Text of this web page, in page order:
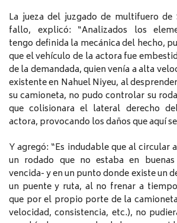
La jueza del juzgado de multifuero
fallo, explicó: “Analizados los
tengo definida la mecánica del hecho,
que el vehículo de la actora fue
de la demandada, quien venía a alta
existente en Nahuel Niyeu, al
su camioneta, no pudo controlar su
que colisionara el lateral derecho
actora, provocando los daños que aquí
Y agregó: “Es indudable que al circular
un rodado que no estaba en
vencida- y en un punto donde existe un
un puente y ruta, al no frenar a
que por el propio porte de la
velocidad, consistencia, etc.), no